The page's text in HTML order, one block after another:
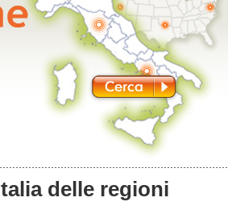
delle regioni